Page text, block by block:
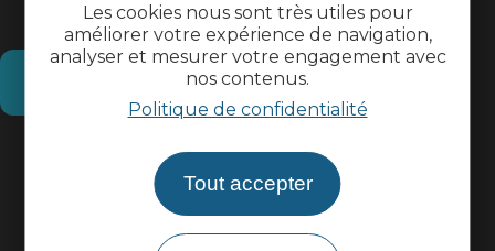
Les cookies nous sont très utiles pour
améliorer votre expérience de navigation,
analyser et mesurer votre engagement avec
nos contenus.
Politique de confidentialité
Tout accepter
Comment venir ?
Informations pratiques
Espace pros